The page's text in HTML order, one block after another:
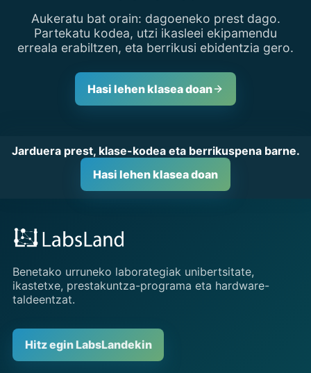
Aukeratu bat orain: dagoeneko prest dago.
Partekatu kodea, utzi ikasleei ekipamendu
erreala erabiltzen, eta berrikusi ebidentzia gero.
Hasi lehen klasea doan
Jarduera prest, klase-kodea eta berrikuspena barne.
Hasi lehen klasea doan
Benetako urruneko laborategiak unibertsitate,
ikastetxe, prestakuntza-programa eta hardware-
taldeentzat.
Hitz egin LabsLandekin